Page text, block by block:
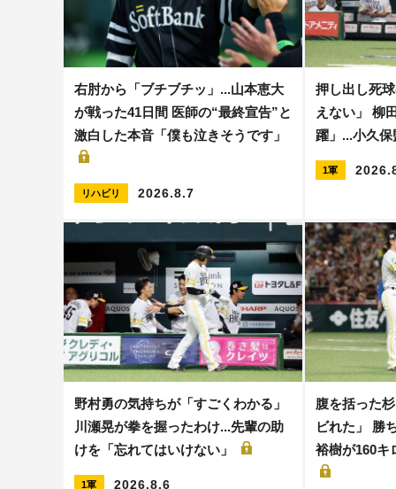
右肘から「ブチブチッ」...山本恵大
が戦った41日間 医師の“最終宣告”と
激白した本音「僕も泣きそうです」
リハビリ 2026.8.7
押し出し死
えない」 柳
躍」...小久
1軍
野村勇の気持ちが「すごくわかる」
川瀬晃が拳を握ったわけ...先輩の助
けを「忘れてはいけない」
1軍 2026.8.6
腹を括った
ビれた」 勝
裕樹が160キ